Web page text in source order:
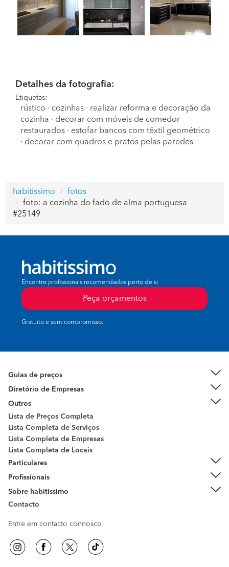
Detalhes da fotografia:
Etiquetas:
rústico · cozinhas · realizar reforma e decoração da
cozinha · decorar com móveis de comedor
restaurados · estofar bancos com têxtil geométrico
· decorar com quadros e pratos pelas paredes
habitissimo
fotos
foto: a cozinha do fado de alma portuguesa
#25149
Encontre profissionais recomendados perto de si
Peça orçamentos
Gratuito e sem compromisso.
Guias de preços
Diretório de Empresas
Outros
Lista de Preços Completa
Lista Completa de Serviços
Lista Completa de Empresas
Lista Completa de Locais
Particulares
Profissionais
Sobre habitissimo
Contacto
Entre em contacto connosco